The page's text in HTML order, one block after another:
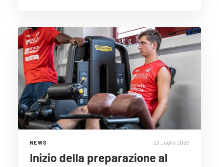
NEWS 23 Luglio 2026
Inizio della preparazione al